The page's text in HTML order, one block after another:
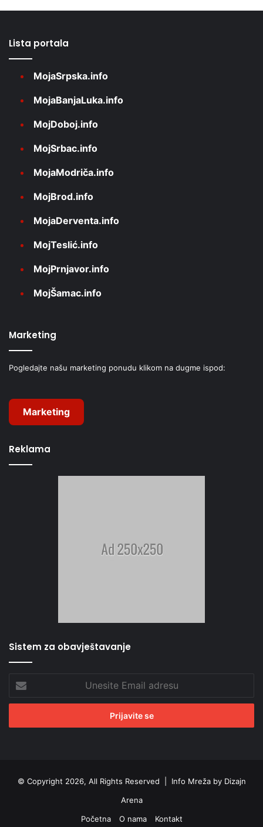
Lista portala
MojaSrpska.info
MojaBanjaLuka.info
MojDoboj.info
MojSrbac.info
MojaModriča.info
MojBrod.info
MojaDerventa.info
MojTeslić.info
MojPrnjavor.info
MojŠamac.info
Marketing
Pogledajte našu marketing ponudu klikom na dugme ispod:
Marketing
Reklama
Sistem za obavještavanje
Email
adresu
© Copyright 2026, All Rights Reserved | Info Mreža by Dizajn
Arena
Početna
O nama Kontakt